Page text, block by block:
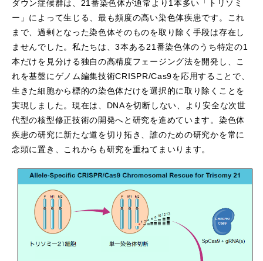
ダウン症候群は、21番染色体が通常より1本多い「トリソミ
ー」によって生じる、最も頻度の高い染色体疾患です。これ
まで、過剰となった染色体そのものを取り除く手段は存在し
ませんでした。私たちは、3本ある21番染色体のうち特定の1
本だけを見分ける独自の高精度フェージング法を開発し、こ
れを基盤にゲノム編集技術CRISPR/Cas9を応用することで、
生きた細胞から標的の染色体だけを選択的に取り除くことを
実現しました。現在は、DNAを切断しない、より安全な次世
代型の核型修正技術の開発へと研究を進めています。染色体
疾患の研究に新たな道を切り拓き、誰のための研究かを常に
念頭に置き、これからも研究を重ねてまいります。